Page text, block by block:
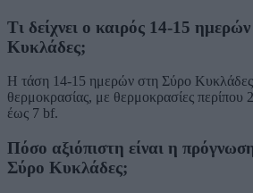
Τι δείχνει ο καιρός 14-15
Κυκλάδες;
Η τάση 14-15 ημερών στη Σύρο Κυκλάδες
θερμοκρασίας, με θερμοκρασίες περίπου
έως 7 bf.
Πόσο αξιόπιστη είναι η
Σύρο Κυκλάδες;